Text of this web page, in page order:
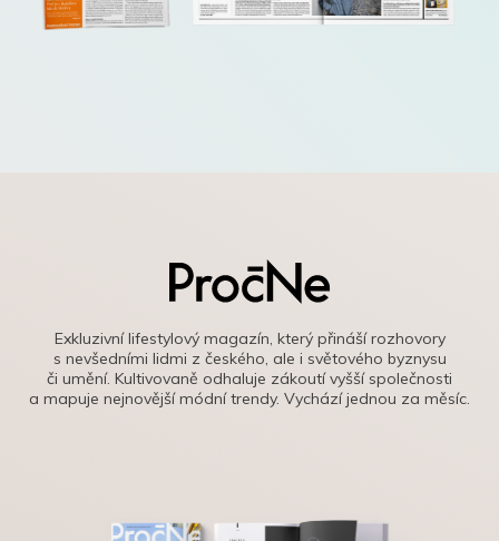
Exkluzivní lifestylový magazín, který přináší rozhovory
s nevšedními lidmi z českého, ale i světového byznysu
či umění. Kultivovaně odhaluje zákoutí vyšší společnosti
a mapuje nejnovější módní trendy. Vychází jednou za měsíc.